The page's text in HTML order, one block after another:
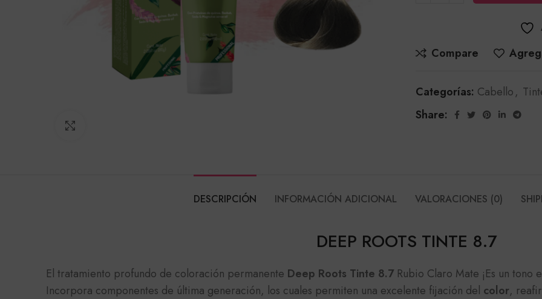
Compare
Categorías: Cabello,
Share:
DESCRIPCIÓN INFORMACIÓN ADICIONAL VALORACIONES (0)
DEEP ROOTS TINTE 8.7
El tratamiento profundo de coloración permanente Deep Roots Tinte 8.7Rubio Claro Mate ¡Es un tono
Incorpora componentes de última generación, los cuales permiten una excelente fijación del color,